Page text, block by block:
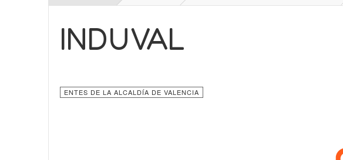
INDUVAL
ENTES DE LA ALCALDÍA DE VALENCIA